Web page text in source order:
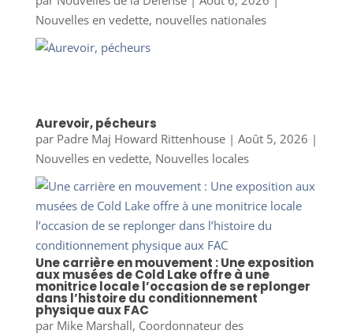
Nouvelles en vedette, nouvelles nationales
Aurevoir, pécheurs
par Padre Maj Howard Rittenhouse| Août 5, 2026 |
Nouvelles en vedette, Nouvelles locales
Une carrière en mouvement : Une exposition
aux musées de Cold Lake offre à une
monitrice locale l’occasion de se replonger
dans l’histoire du conditionnement
physique aux FAC
par Mike Marshall, Coordonnateur des